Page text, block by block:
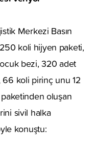
Merkezi Basın
koli hijyen paketi,
bezi, 320 adet
koli pirinç unu 12
oluşan
sivil halka
konuştu: